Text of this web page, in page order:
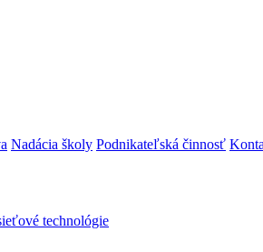
Nadácia školy Podnikateľská činnosť
technológie